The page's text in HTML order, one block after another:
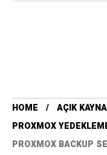
HOME
AÇIK
PROXMOX
PROXMOX BACKUP